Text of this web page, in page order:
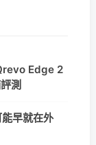
Edge 2
測
早就在外